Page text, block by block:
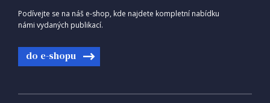
Podívejte se na náš e-shop, kde najdete kompletní nabídku
námi vydaných publikací.
do e-shopu